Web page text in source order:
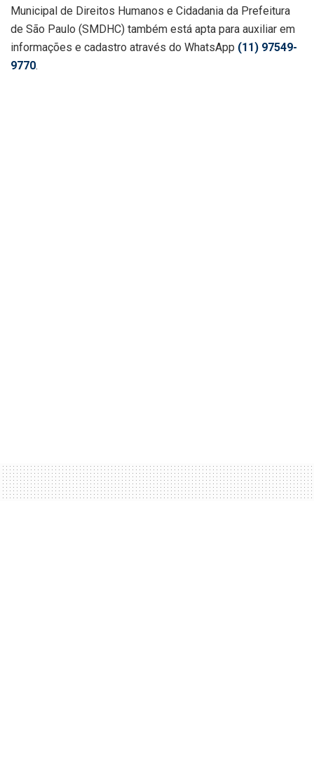
Municipal de Direitos Humanos e Cidadania da Prefeitura
de São Paulo (SMDHC) também está apta para auxiliar em
informações e cadastro através do WhatsApp (11) 97549-
9770.